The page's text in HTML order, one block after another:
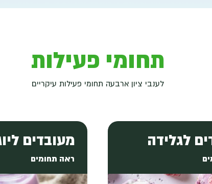
תחומי פעילות
לענבי ציון ארבעה תחומי פעילות עיקריים
לגלידה מעובדים
ראה תחומים